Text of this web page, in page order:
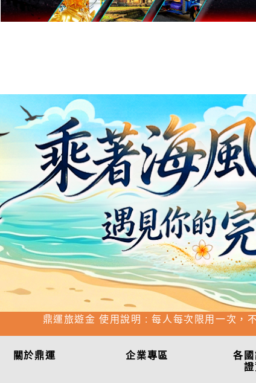
鼎運旅遊金 使用說明 : 每人每次限用一次，
關於鼎運 企業專區
各